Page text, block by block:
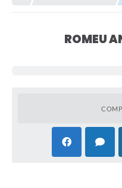
ROMEU